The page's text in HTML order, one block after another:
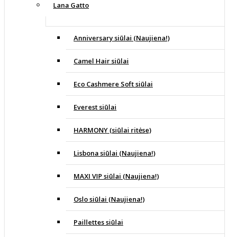
Lana Gatto
Anniversary siūlai (Naujiena!)
Camel Hair siūlai
Eco Cashmere Soft siūlai
Everest siūlai
HARMONY (siūlai ritėse)
Lisbona siūlai (Naujiena!)
MAXI VIP siūlai (Naujiena!)
Oslo siūlai (Naujiena!)
Paillettes siūlai